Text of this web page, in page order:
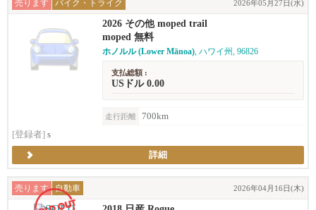
売ります バイク・トライク 2026年05月27日(水)
2026 その他 moped trail
moped 無料
ホノルル (Lower Mānoa), ハワイ州, 96826
支払総額 :
USドル 0.00
走行距離
700km
[登録者] s
詳細
売ります 自動車 2026年04月16日(木)